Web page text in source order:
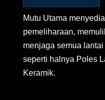
Mutu Utama
pemeliharaan,
menjaga semua
seperti halnya Poles
Keramik.